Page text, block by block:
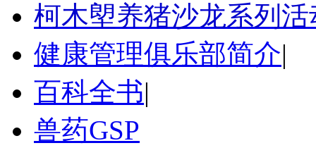
柯木塱养猪沙龙系列活
健康管理俱乐部简介|
百科全书|
兽药GSP